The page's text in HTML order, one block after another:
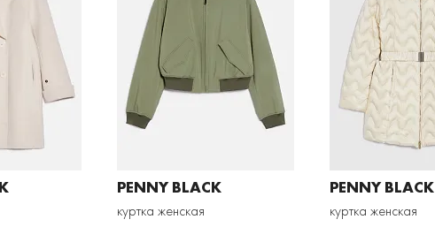
PENNY BLACK
куртка женская
PENNY BLACK
куртка женская